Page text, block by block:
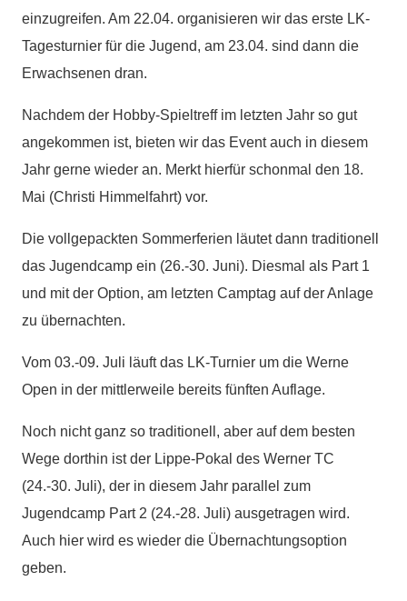
einzugreifen. Am 22.04. organisieren wir das erste LK-
Tagesturnier für die Jugend, am 23.04. sind dann die
Erwachsenen dran.
Nachdem der Hobby-Spieltreff im letzten Jahr so gut
angekommen ist, bieten wir das Event auch in diesem
Jahr gerne wieder an. Merkt hierfür schonmal den 18.
Mai (Christi Himmelfahrt) vor.
Die vollgepackten Sommerferien läutet dann traditionell
das Jugendcamp ein (26.-30. Juni). Diesmal als Part 1
und mit der Option, am letzten Camptag auf der Anlage
zu übernachten.
Vom 03.-09. Juli läuft das LK-Turnier um die Werne
Open in der mittlerweile bereits fünften Auflage.
Noch nicht ganz so traditionell, aber auf dem besten
Wege dorthin ist der Lippe-Pokal des Werner TC
(24.-30. Juli), der in diesem Jahr parallel zum
Jugendcamp Part 2 (24.-28. Juli) ausgetragen wird.
Auch hier wird es wieder die Übernachtungsoption
geben.